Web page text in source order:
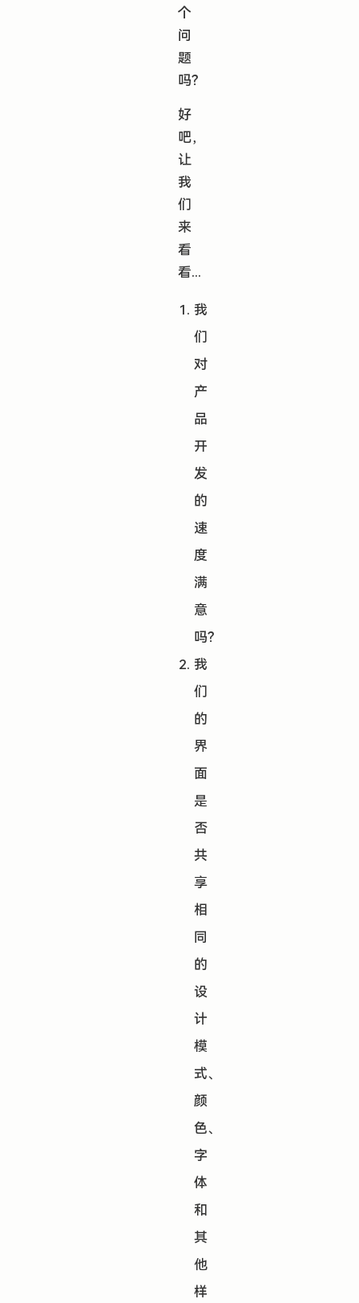
个
问
题
吗？
好
吧，
让
我
们
来
看
看...
我
们
对
产
品
开
发
的
速
度
满
意
吗？
我
们
的
界
面
是
否
共
享
相
同
的
设
计
模
式、
颜
色、
字
体
和
其
他
样